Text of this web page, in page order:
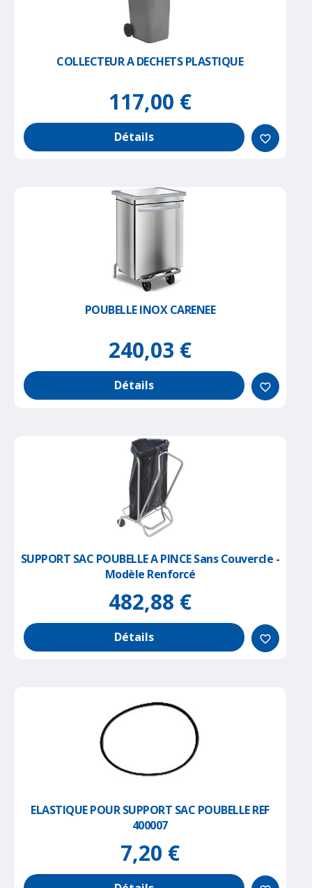
COLLECTEUR A DECHETS PLASTIQUE
117,00 €
Détails favorite_border
POUBELLE INOX CARENEE
240,03 €
Détails favorite_border
SUPPORT SAC POUBELLE A PINCE Sans Couvercle -
Modèle Renforcé
482,88 €
Détails favorite_border
ELASTIQUE POUR SUPPORT SAC POUBELLE REF
400007
7,20 €